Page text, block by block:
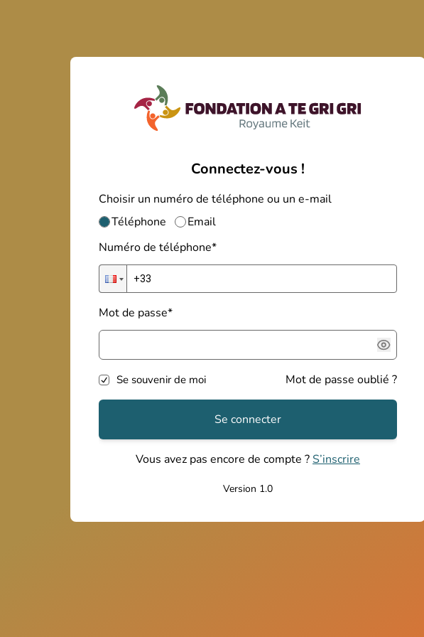
Connectez-vous !
Choisir un numéro de téléphone ou un e-mail
Téléphone
Email
Numéro de téléphone*
Mot de passe*
Se souvenir de moi Mot de passe oublié ?
Se connecter
Vous avez pas encore de compte ?S’inscrire
Version 1.0